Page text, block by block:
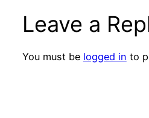
Leave a
You must be logged in to